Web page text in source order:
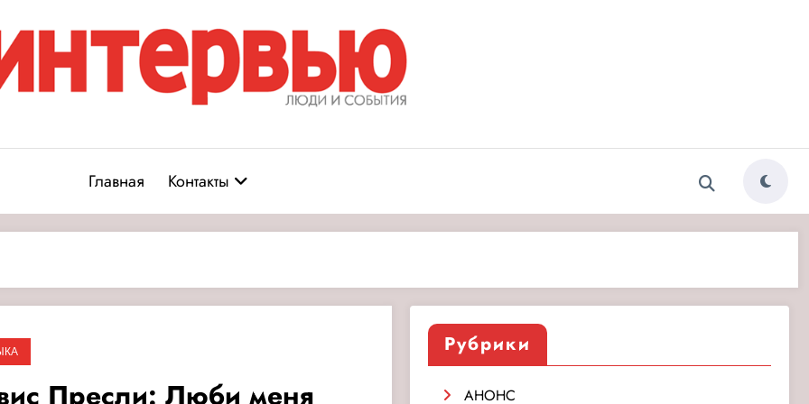
«Интервью: Люди и события»
Главная
Контакты
Пресли: Люби меня
Рубрики
АНОНС